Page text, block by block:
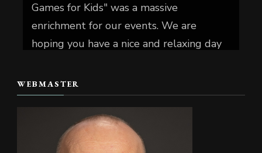
Games for Kids" was a massive
enrichment for our events. We are
hoping you have a nice and relaxing day
📷 Christian Reiter
#skate4fun
Foto
Auf Facebook anzeigen Teilen
WEBMASTER